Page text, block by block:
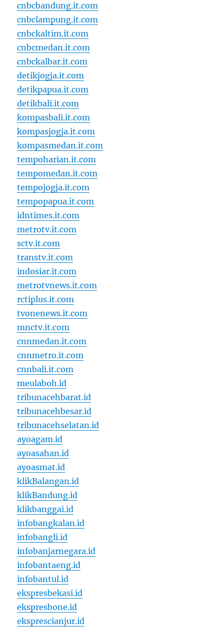
cnbcbandung.it.com
cnbclampung.it.com
cnbckaltim.it.com
cnbcmedan.it.com
cnbckalbar.it.com
detikjogja.it.com
detikpapua.it.com
detikbali.it.com
kompasbali.it.com
kompasjogja.it.com
kompasmedan.it.com
tempoharian.it.com
tempomedan.it.com
tempojogja.it.com
tempopapua.it.com
idntimes.it.com
metrotv.it.com
sctv.it.com
transtv.it.com
indosiar.it.com
metrotvnews.it.com
rctiplus.it.com
tvonenews.it.com
mnctv.it.com
cnnmedan.it.com
cnnmetro.it.com
cnnbali.it.com
meulaboh.id
tribunacehbarat.id
tribunacehbesar.id
tribunacehselatan.id
ayoagam.id
ayoasahan.id
ayoasmat.id
klikBalangan.id
klikBandung.id
klikbanggai.id
infobangkalan.id
infobangli.id
infobanjarnegara.id
infobantaeng.id
infobantul.id
ekspresbekasi.id
ekspresbone.id
eksprescianjur.id